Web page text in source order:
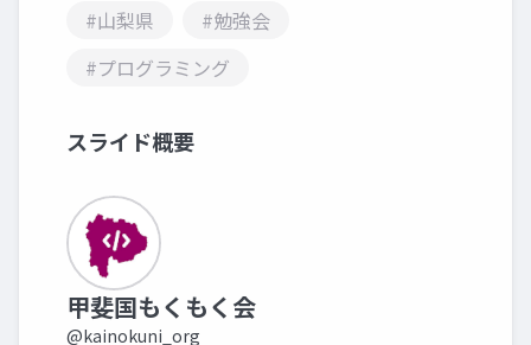
#山梨県
#勉強会
#プログラミング
スライド概要
甲斐国もくもく会
@kainokuni_org